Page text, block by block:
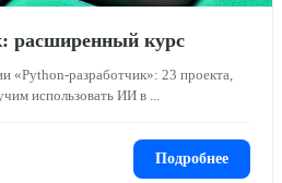
расширенный курс
«Python-разработчик»: 23 проекта,
использовать ИИ в ...
Подробнее